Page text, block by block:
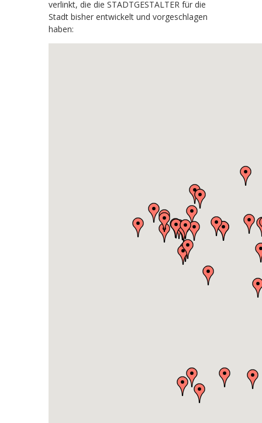
verlinkt, die die STADTGESTALTER für die
Stadt bisher entwickelt und vorgeschlagen
haben: